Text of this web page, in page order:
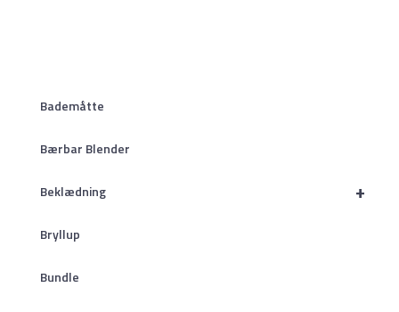
Bademåtte
Bærbar Blender
+
Beklædning
Bryllup
Bundle